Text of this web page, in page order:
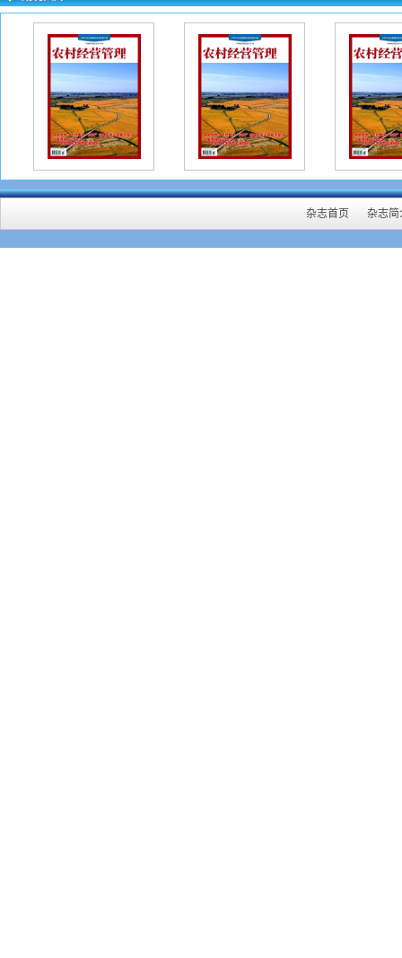
档。
字以
请填
网址
杂志首页 杂志简